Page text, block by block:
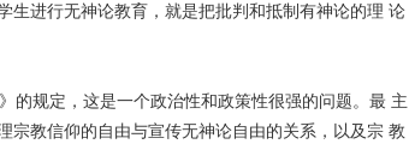
生进行无神论教育，就是把批判和抵制有神论的理 论
规定，这是一个政治性和政策性很强的问题。最 主
宗教信仰的自由与宣传无神论自由的关系，以及宗 教